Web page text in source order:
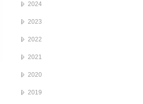
2024
2023
2022
2021
2020
2019